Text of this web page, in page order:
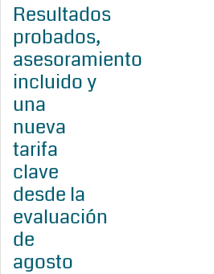
Resultados
probados,
asesoramiento
incluido y
una
nueva
tarifa
clave
desde la
evaluación
de
agosto